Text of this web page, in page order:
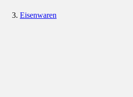
Eisenwaren